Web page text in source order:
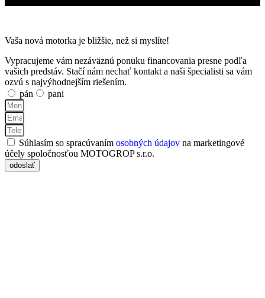
Vaša nová motorka je bližšie, než si myslíte!
Vypracujeme vám nezáväznú ponuku financovania presne podľa
vašich predstáv. Stačí nám nechať kontakt a naši špecialisti sa vám
ozvú s najvýhodnejším riešením.
pán
pani
Súhlasím so spracúvaním osobných údajov na marketingové
účely spoločnosťou MOTOGROP s.r.o.
odoslať